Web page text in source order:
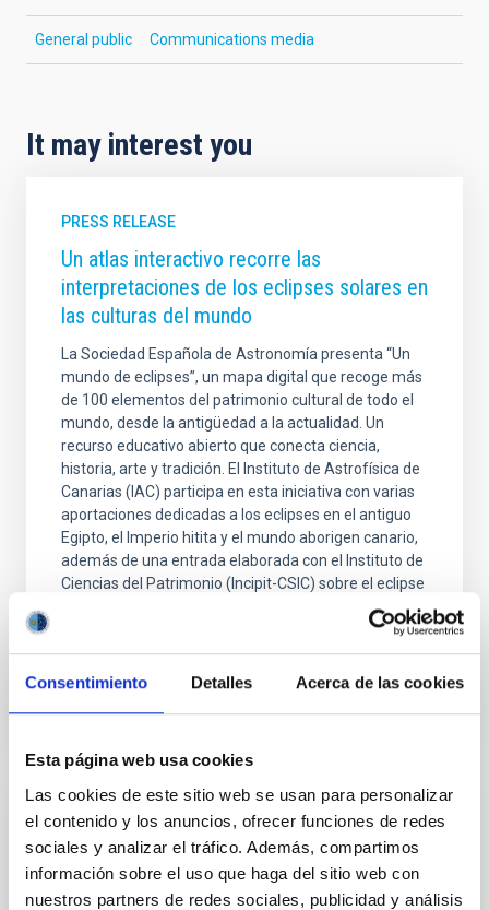
Consentimiento Detalles Acerca de las cookies
Esta página web usa cookies
Las cookies de este sitio web se usan para personalizar
el contenido y los anuncios, ofrecer funciones de redes
sociales y analizar el tráfico. Además, compartimos
información sobre el uso que haga del sitio web con
nuestros partners de redes sociales, publicidad y análisis
General public Communications media
It may interest you
PRESS RELEASE
Un atlas interactivo recorre las
interpretaciones de los eclipses solares en
las culturas del mundo
La Sociedad Española de Astronomía presenta “Un
mundo de eclipses”, un mapa digital que recoge más
de 100 elementos del patrimonio cultural de todo el
mundo, desde la antigüedad a la actualidad. Un
recurso educativo abierto que conecta ciencia,
historia, arte y tradición. El Instituto de Astrofísica de
Canarias (IAC) participa en esta iniciativa con varias
aportaciones dedicadas a los eclipses en el antiguo
Egipto, el Imperio hitita y el mundo aborigen canario,
además de una entrada elaborada con el Instituto de
Ciencias del Patrimonio (Incipit-CSIC) sobre el eclipse
Advertised on 06/18/2026 - 12:49:24
PRESS RELEASE
El IAC celebra la XVII edición del “Día de
Nuestra Ciencia”, un encuentro interno